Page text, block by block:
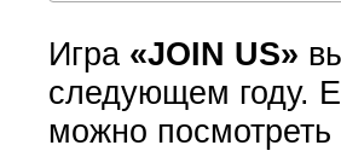
Игра «JOIN US»
следующем году.
можно посмотреть